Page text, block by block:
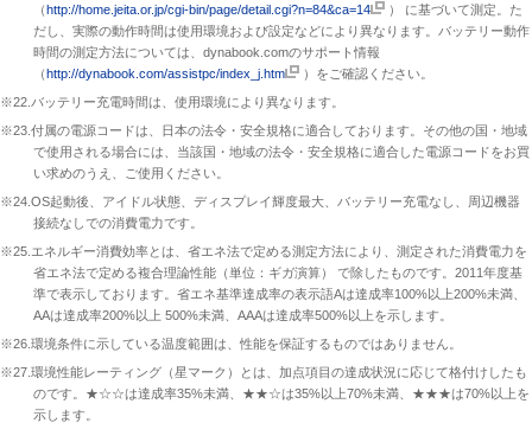
（http://home.jeita.or.jp/cgi-bin/page/detail.cgi?n=84&ca=14
） に基づいて測定。た
だし、実際の動作時間は使用環境および設定などにより異なります。バッテリー動作
時間の測定方法については、dynabook.comのサポート情報
（http://dynabook.com/assistpc/index_j.htm
）をご確認ください。
※22.バッテリー充電時間は、使用環境により異なります。
※23.付属の電源コードは、日本の法令・安全規格に適合しております。その他の国・地域
で使用される場合には、当該国・地域の法令・安全規格に適合した電源コードをお買
い求めのうえ、ご使用ください。
※24.OS起動後、アイドル状態、ディスプレイ輝度最大、バッテリー充電なし、周辺機器
接続なしでの消費電力です。
※25.エネルギー消費効率とは、省エネ法で定める測定方法により、測定された消費電力を
省エネ法で定める複合理論性能（単位：ギガ演算） で除したものです。2011年度基
準で表示しております。省エネ基準達成率の表示語Aは達成率100%以上200%未満、
AAは達成率200%以上 500%未満、AAAは達成率500%以上を示します。
※26.環境条件に示している温度範囲は、性能を保証するものではありません。
※27.環境性能レーティング（星マーク）とは、加点項目の達成状況に応じて格付けしたも
のです。★☆☆は達成率35%未満、★★☆は35%以上70%未満、★★★は70%以上を
示します。